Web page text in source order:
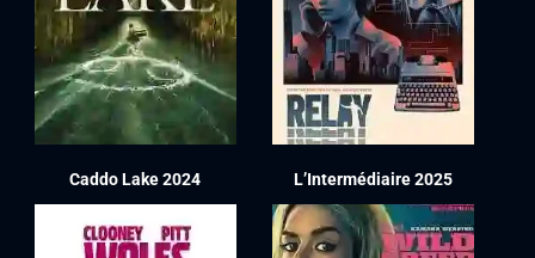
Caddo Lake 2024 L’Intermédiaire 2025